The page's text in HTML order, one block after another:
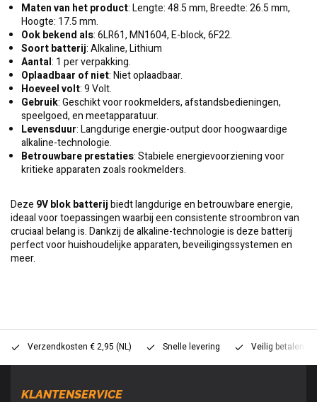
Maten van het product: Lengte: 48.5 mm, Breedte: 26.5 mm,
Hoogte: 17.5 mm.
Ook bekend als: 6LR61, MN1604, E-block, 6F22.
Soort batterij: Alkaline, Lithium
Aantal: 1 per verpakking.
Oplaadbaar of niet: Niet oplaadbaar.
Hoeveel volt: 9 Volt.
Gebruik: Geschikt voor rookmelders, afstandsbedieningen,
speelgoed, en meetapparatuur.
Levensduur: Langdurige energie-output door hoogwaardige
alkaline-technologie.
Betrouwbare prestaties: Stabiele energievoorziening voor
kritieke apparaten zoals rookmelders.
Deze 9V blok batterijbiedt langdurige en betrouwbare energie,
ideaal voor toepassingen waarbij een consistente stroombron van
cruciaal belang is. Dankzij de alkaline-technologie is deze batterij
perfect voor huishoudelijke apparaten, beveiligingssystemen en
meer.
Verzendkosten € 2,95 (NL) Snelle levering Veilig betalen
KLANTENSERVICE